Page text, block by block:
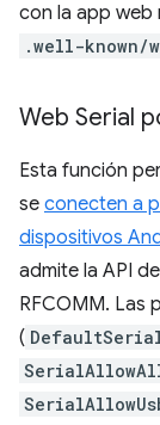
con la app web
.well-known/
Web Serial
Esta función
se conecten a
dispositivos
admite la API
RFCOMM. Las
(